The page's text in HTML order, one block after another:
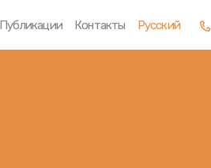
Публикации Контакты Русский